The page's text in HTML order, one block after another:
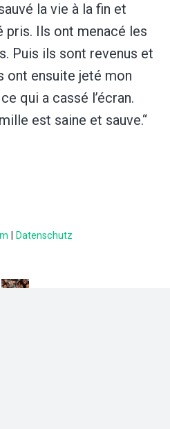
la vie à la fin et
pris. Ils ont menacé les
Puis ils sont revenus et
ont ensuite jeté mon
qui a cassé l’écran.
est saine et sauve.“
Datenschutz